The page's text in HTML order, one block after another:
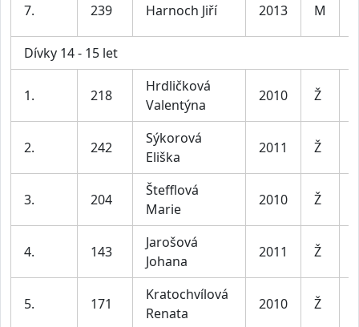
7. 239 Harnoch Jiří 2013 M
Dívky 14 - 15 let
1. 218
Hrdličková
Valentýna
2010 Ž
2. 242
Sýkorová
Eliška
2011 Ž
3. 204
Štefflová
Marie
2010 Ž
4. 143
Jarošová
Johana
2011 Ž
5. 171
Kratochvílová
Renata
2010 Ž